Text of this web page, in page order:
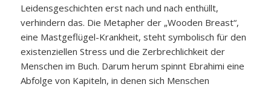
Leidensgeschichten erst nach und nach enthüllt,
verhindern das. Die Metapher der „Wooden Breast“,
eine Mastgeflügel-Krankheit, steht symbolisch für den
existenziellen Stress und die Zerbrechlichkeit der
Menschen im Buch. Darum herum spinnt Ebrahimi eine
Abfolge von Kapiteln, in denen sich Menschen